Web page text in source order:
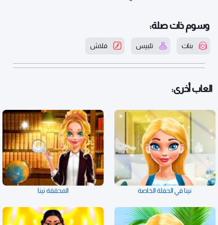
وسوم ذات صلة:
بنات تلبيس فلاش
العاب أخرى:
نينا في الحفلة الخاصة المحققة نينا